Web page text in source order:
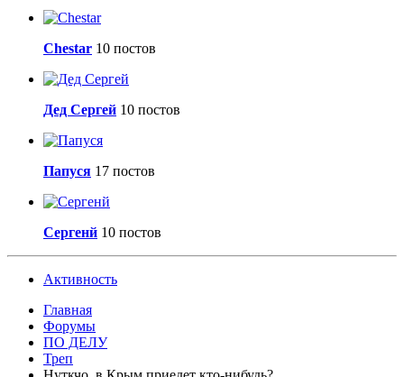
Сhestar 10 постов
Дед Сергей 10 постов
Папуся 17 постов
Сергенй 10 постов
Активность
Главная
Форумы
ПО ДЕЛУ
Треп